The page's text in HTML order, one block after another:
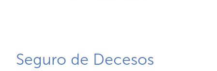
Seguro de Decesos